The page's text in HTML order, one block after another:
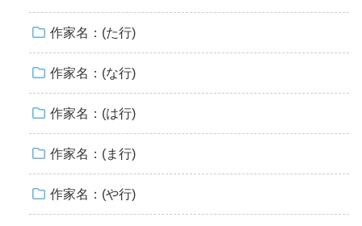
作家名：(た行)
作家名：(な行)
作家名：(は行)
作家名：(ま行)
作家名：(や行)